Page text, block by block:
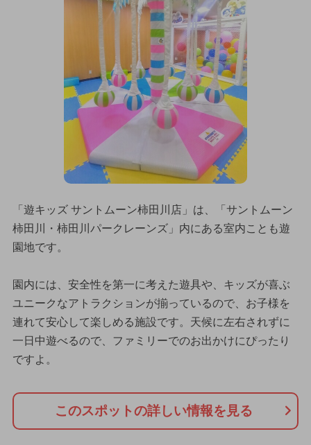
「遊キッズ サントムーン柿田川店」は、「サントムーン
柿田川・柿田川パークレーンズ」内にある室内ことも遊
園地です。
園内には、安全性を第一に考えた遊具や、キッズが喜ぶ
ユニークなアトラクションが揃っているので、お子様を
連れて安心して楽しめる施設です。天候に左右されずに
一日中遊べるので、ファミリーでのお出かけにぴったり
ですよ。
このスポットの詳しい情報を見る